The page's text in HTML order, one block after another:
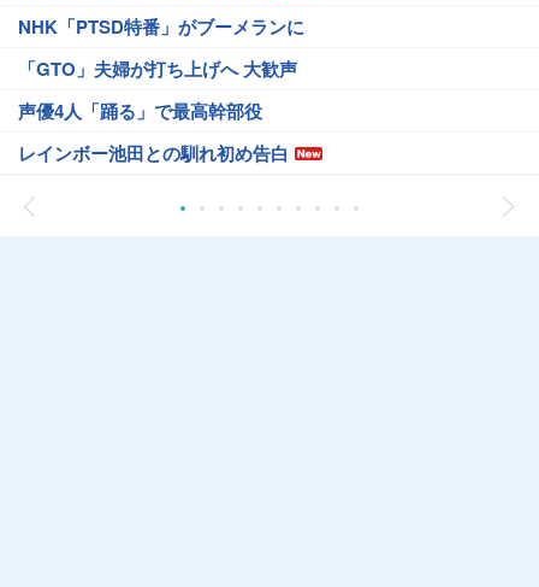
NHK「PTSD特番」がブーメランに
「GTO」夫婦が打ち上げへ 大歓声
声優4人「踊る」で最高幹部役
レインボー池田との馴れ初め告白